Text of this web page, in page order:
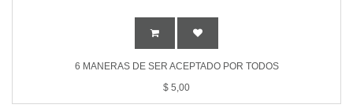
6 MANERAS DE SER ACEPTADO POR TODOS
$ 5,00